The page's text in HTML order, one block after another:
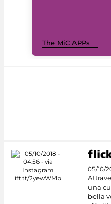
The MiC APPs
05/10/
una
bella